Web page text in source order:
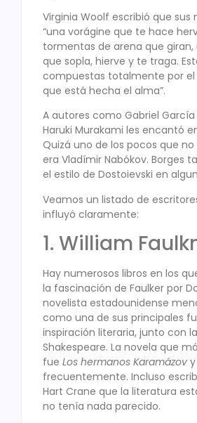
Virginia Woolf escribió que sus
“una vorágine que te hace
tormentas de arena que
que sopla, hierve y te traga.
compuestas totalmente por
que está hecha el alma”.
A autores como Gabriel
Haruki Murakami les encantó
Quizá uno de los pocos que
era Vladímir Nabókov. Borges
el estilo de Dostoievski en
Veamos un listado de
influyó claramente:
1. William
Hay numerosos libros en los
la fascinación de Faulker por
novelista estadounidense
como una de sus principales
inspiración literaria, junto con
Shakespeare. La novela que
fue Los hermanos Karamázov
frecuentemente. Incluso
Hart Crane que la literatura
no tenía nada parecido.